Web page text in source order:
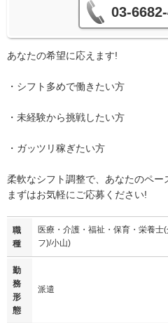
03-
あなたの希望に応えます!
・シフト多めで働きたい方
・未経験から挑戦したい方
・ガッツリ稼ぎたい方
柔軟なシフト調整で、あなたのペ
まずはお気軽にご応募ください!
職
種
医療・介護・福祉・保育・栄養
フ)/小山)
勤
務
形
態
派遣